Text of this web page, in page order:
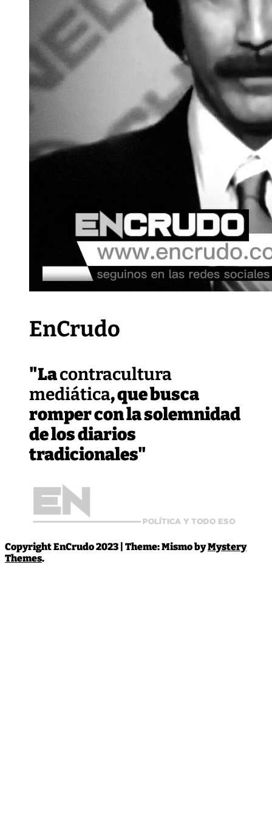
EnCrudo
"Lacontracultura
mediática, que busca
romper con la solemnidad
de los diarios
tradicionales"
Copyright EnCrudo 2023 Theme: Mismo byMystery
Themes.